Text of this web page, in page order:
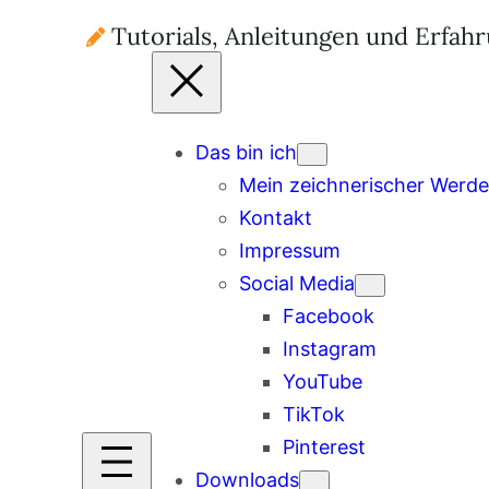
Tutorials, Anleitungen und
Das bin ich
Mein zeichnerischer
Kontakt
Impressum
Social Media
Facebook
Instagram
YouTube
TikTok
Pinterest
Downloads